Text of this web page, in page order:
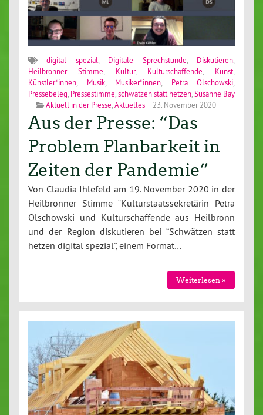
digital spezial Digitale Sprechstunde Diskutieren
Heilbronner Stimme
Kultur, Kulturschaffende Kunst
Künstler*innen
Musik, Musiker*innen Petra Olschowski
Pressebeleg Pressestimme schwätzen statt hetzen Susanne Bay
Aktuell in der Presse Aktuelles 23. November 2020
Aus der Presse: “Das
Problem Planbarkeit in
Zeiten der Pandemie”
Von Claudia Ihlefeld am 19. November 2020 in der
Heilbronner Stimme “Kulturstaatssekretärin Petra
Olschowski und Kulturschaffende aus Heilbronn
und der Region diskutieren bei “Schwätzen statt
hetzen digital spezial”, einem Format…
Weiterlesen »